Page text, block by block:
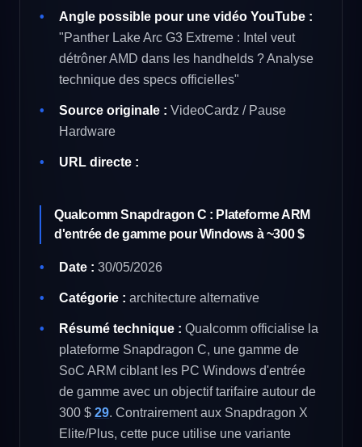
Angle possible pour une vidéo YouTube :
"Panther Lake Arc G3 Extreme : Intel veut
détrôner AMD dans les handhelds ? Analyse
technique des specs officielles"
Source originale : VideoCardz / Pause
Hardware
URL directe :
Qualcomm Snapdragon C : Plateforme ARM
d'entrée de gamme pour Windows à ~300 $
Date : 30/05/2026
Catégorie : architecture alternative
Résumé technique : Qualcomm officialise la
plateforme Snapdragon C, une gamme de
SoC ARM ciblant les PC Windows d'entrée
de gamme avec un objectif tarifaire autour de
300 $ 29. Contrairement aux Snapdragon X
Elite/Plus, cette puce utilise une variante